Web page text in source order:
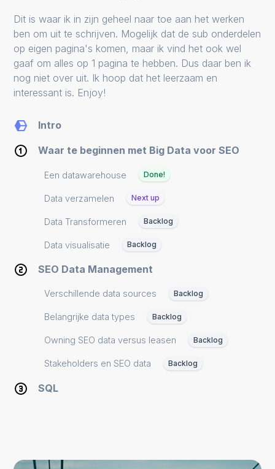
Dit is waar ik in zijn geheel naar toe aan het werken
ben om uit te schrijven. Mogelijk dat de sub onderdelen
op eigen pagina's komen, maar ik vind het ook wel
gaaf om alles op 1 pagina te hebben. Dus daar ben ik
nog niet over uit. Ik hoop dat het leerzaam en
interessant is. Enjoy!
Intro
Waar te beginnen met Big Data voor SEO
Een datawarehouse Done!
Data verzamelen Next up
Data Transformeren Backlog
Data visualisatie Backlog
SEO Data Management
Verschillende data sources Backlog
Belangrijke data types Backlog
Owning SEO data versus leasen Backlog
Stakeholders en SEO data Backlog
SQL